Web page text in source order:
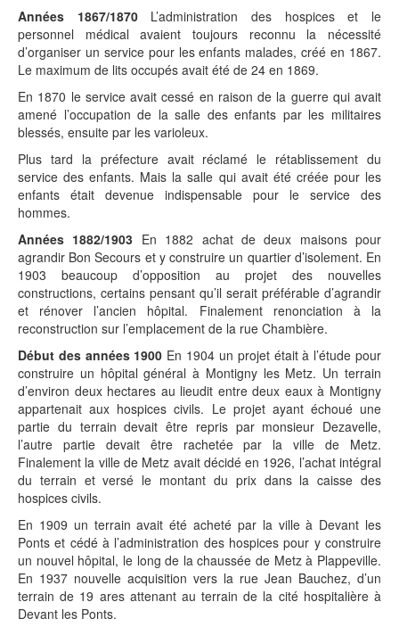
Années 1867/1870L’administration des hospices et le
personnel médical avaient toujours reconnu la nécessité
d’organiser un service pour les enfants malades, créé en 1867.
Le maximum de lits occupés avait été de 24 en 1869.
En 1870 le service avait cessé en raison de la guerre qui avait
amené l’occupation de la salle des enfants par les militaires
blessés, ensuite par les varioleux.
Plus tard la préfecture avait réclamé le rétablissement du
service des enfants. Mais la salle qui avait été créée pour les
enfants était devenue indispensable pour le service des
hommes.
Années 1882/1903 En 1882 achat de deux maisons pour
agrandir Bon Secours et y construire un quartier d’isolement. En
1903 beaucoup d’opposition au projet des nouvelles
constructions, certains pensant qu’il serait préférable d’agrandir
et rénover l’ancien hôpital. Finalement renonciation à la
reconstruction sur l’emplacement de la rue Chambière.
Début des années 1900 En 1904 un projet était à l’étude pour
construire un hôpital général à Montigny les Metz. Un terrain
d’environ deux hectares au lieudit entre deux eaux à Montigny
appartenait aux hospices civils. Le projet ayant échoué une
partie du terrain devait être repris par monsieur Dezavelle,
l’autre partie devait être rachetée par la ville de Metz.
Finalement la ville de Metz avait décidé en 1926, l’achat intégral
du terrain et versé le montant du prix dans la caisse des
hospices civils.
En 1909 un terrain avait été acheté par la ville à Devant les
Ponts et cédé à l’administration des hospices pour y construire
un nouvel hôpital, le long de la chaussée de Metz à Plappeville.
En 1937 nouvelle acquisition vers la rue Jean Bauchez, d’un
terrain de 19 ares attenant au terrain de la cité hospitalière à
Devant les Ponts.